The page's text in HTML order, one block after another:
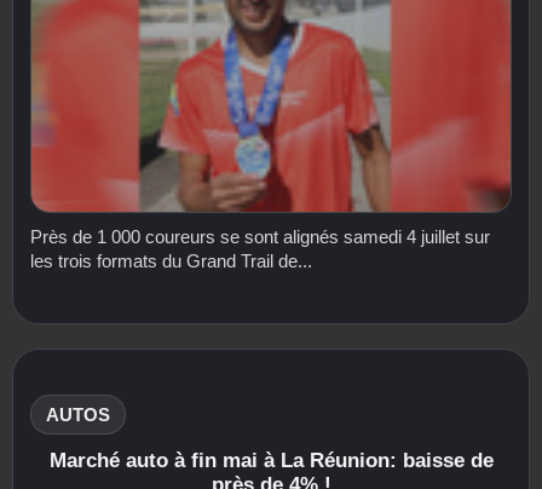
Près de 1 000 coureurs se sont alignés samedi 4 juillet sur
les trois formats du Grand Trail de...
AUTOS
Marché auto à fin mai à La Réunion: baisse de